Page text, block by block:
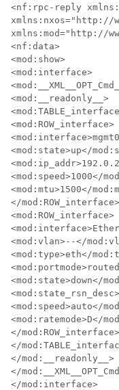
<nf:rpc-reply
xmlns:nxos="http://
xmlns:mod="http://
<nf:data>
<mod:show>
<mod:interface>
<mod:__readonly__>
<mod:ROW_interface>
<mod:state>up</
<mod:speed>1000</
<mod:mtu>1500</
</mod:ROW_interface>
<mod:ROW_interface>
<mod:vlan>--</
<mod:type>eth</
<mod:state>down</
<mod:speed>auto</
<mod:ratemode>D</
</mod:ROW_interface>
</
</mod:__readonly__>
</
</mod:interface>